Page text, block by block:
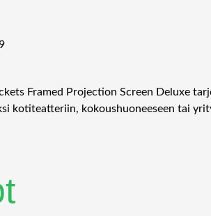
Framed Projection Screen Deluxe
kotiteatteriin, kokoushuoneeseen tai